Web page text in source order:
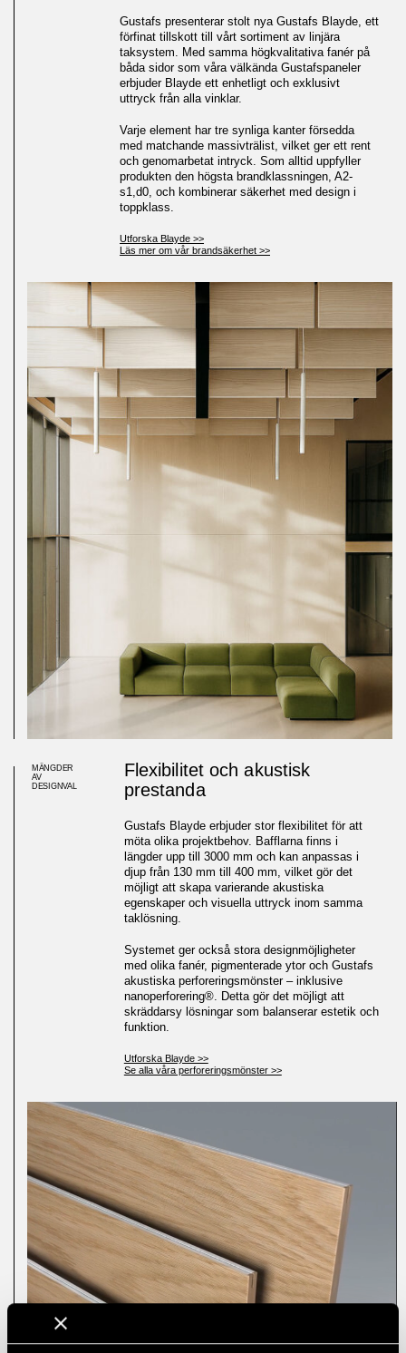
Gustafs lanserar Blayde
Gustafs presenterar stolt nya Gustafs Blayde, ett
förfinat tillskott till vårt sortiment av linjära
taksystem. Med samma högkvalitativa fanér på
båda sidor som våra välkända Gustafspaneler
erbjuder Blayde ett enhetligt och exklusivt
uttryck från alla vinklar.
Varje element har tre synliga kanter försedda
med matchande massivträlist, vilket ger ett rent
och genomarbetat intryck. Som alltid uppfyller
produkten den högsta brandklassningen, A2-
s1,d0, och kombinerar säkerhet med design i
toppklass.
Utforska Blayde >>
Läs mer om vår brandsäkerhet >>
MÄNGDER
AV
DESIGNVAL
Flexibilitet och akustisk
prestanda
Gustafs Blayde erbjuder stor flexibilitet för att
möta olika projektbehov. Bafflarna finns i
längder upp till 3000 mm och kan anpassas i
djup från 130 mm till 400 mm, vilket gör det
möjligt att skapa varierande akustiska
egenskaper och visuella uttryck inom samma
taklösning.
Systemet ger också stora designmöjligheter
med olika fanér, pigmenterade ytor och Gustafs
akustiska perforeringsmönster – inklusive
nanoperforering®. Detta gör det möjligt att
skräddarsy lösningar som balanserar estetik och
funktion.
Utforska Blayde >>
Se alla våra perforeringsmönster >>